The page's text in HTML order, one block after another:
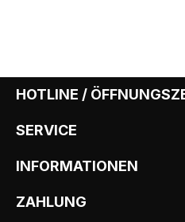
HOTLINE /
SERVICE
INFORMATIONEN
ZAHLUNG